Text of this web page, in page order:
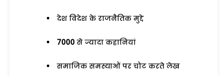
देश विदेश के राजनैतिक मुद्दे
7000 से ज्यादा कहानियां
समाजिक समस्याओं पर चोट करते लेख